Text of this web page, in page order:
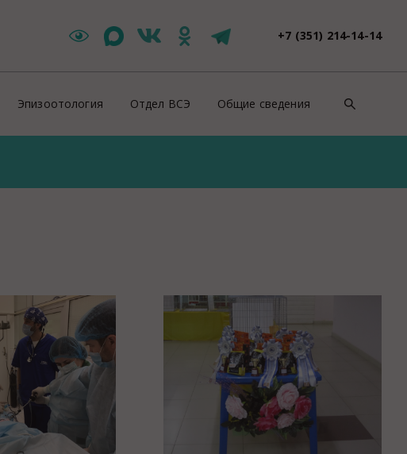
+7 (351) 214-14-14
Эпизоотология
Эпизоотическая ситуация
Сопроводительные документы на животных
Противоэпизоотические мероприятия
Отдел ВСЭ
Новости ВСЭ
Общие сведения
Нормативно-правовые
Консультация
Закупки
Спасибо, Айболит!